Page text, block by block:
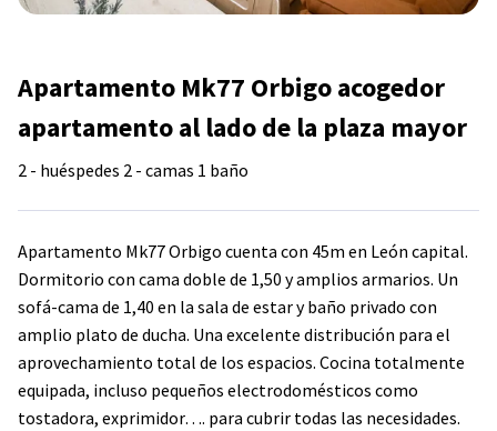
Apartamento Mk77 Orbigo acogedor
apartamento al lado de la plaza mayor
2 - huéspedes 2 - camas 1 baño
Apartamento Mk77 Orbigo cuenta con 45m en León capital.
Dormitorio con cama doble de 1,50 y amplios armarios. Un
sofá-cama de 1,40 en la sala de estar y baño privado con
amplio plato de ducha. Una excelente distribución para el
aprovechamiento total de los espacios. Cocina totalmente
equipada, incluso pequeños electrodomésticos como
tostadora, exprimidor…. para cubrir todas las necesidades.